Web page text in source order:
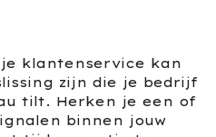
klantenservice kan
zijn die je bedrijf
tilt. Herken je een of
binnen jouw